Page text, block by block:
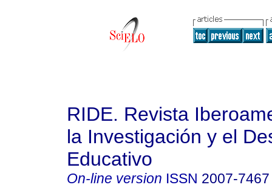
RIDE. Revista
la Investigación y el
Educativo
On-line version ISSN 2007-7467